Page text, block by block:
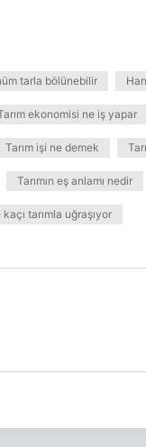
tarla bölünebilir
ekonomisi ne iş yapar
Tarım işi ne demek
Tarımın eş anlamı nedir
tarımla uğraşıyor